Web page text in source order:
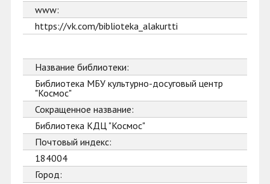
www:
https://vk.com/biblioteka_alakurtti
Название библиотеки:
Библиотека МБУ культурно-досуговый центр
"Космос"
Сокращенное название:
Библиотека КДЦ "Космос"
Почтовый индекс:
184004
Город: